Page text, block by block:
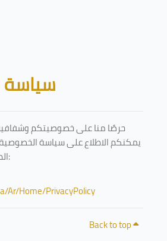
حرصًا منا على خصوصيتكم وشفافية
يمكنكم الاطلاع على سياسة
الطائف عبر الرابط التالي:
Ar/Home/PrivacyPolicy
Back to top